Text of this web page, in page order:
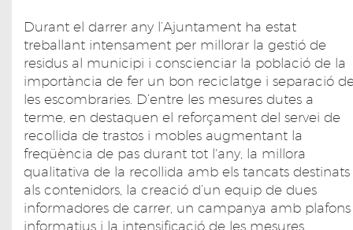
Durant el darrer any l’Ajuntament ha estat
treballant intensament per millorar la gestió de
residus al municipi i conscienciar la població de la
importància de fer un bon reciclatge i separació
les escombraries. D’entre les mesures dutes a
terme, en destaquen el reforçament del servei de
recollida de trastos i mobles augmentant la
freqüència de pas durant tot l'any, la millora
qualitativa de la recollida amb els tancats destinats
als contenidors, la creació d’un equip de dues
informadores de carrer, un campanya amb plafons
informatius i la intensificació de les mesures